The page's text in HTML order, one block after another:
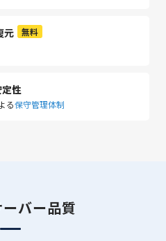
元 無料
性
る保守管理体制
バー品質